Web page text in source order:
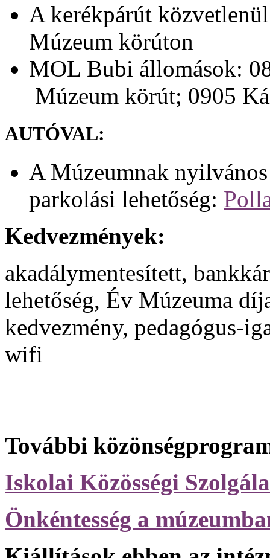
A kerékpárút
Múzeum körúton
MOL Bubi állomások:
Múzeum körút; 0905
AUTÓVAL:
A Múzeumnak
parkolási lehetőség:
Kedvezmények:
akadálymentesített,
lehetőség, Év Múzeuma
kedvezmény, pedagógus-
wifi
További
Iskolai Közösségi
Önkéntesség a